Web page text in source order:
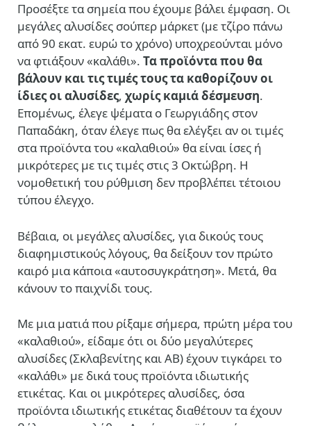
Προσέξτε τα σημεία που έχουμε βάλει έμφαση. Οι
μεγάλες αλυσίδες σούπερ μάρκετ (με τζίρο πάνω
από 90 εκατ. ευρώ το χρόνο) υποχρεούνται μόνο
να φτιάξουν «καλάθι». Τα προϊόντα που θα
βάλουν και τις τιμές τους τα καθορίζουν οι
ίδιες οι αλυσίδες, χωρίς καμιά δέσμευση.
Επομένως, έλεγε ψέματα ο Γεωργιάδης στον
Παπαδάκη, όταν έλεγε πως θα ελέγξει αν οι τιμές
στα προϊόντα του «καλαθιού» θα είναι ίσες ή
μικρότερες με τις τιμές στις 3 Οκτώβρη. Η
νομοθετική του ρύθμιση δεν προβλέπει τέτοιου
τύπου έλεγχο.
Βέβαια, οι μεγάλες αλυσίδες, για δικούς τους
διαφημιστικούς λόγους, θα δείξουν τον πρώτο
καιρό μια κάποια «αυτοσυγκράτηση». Μετά, θα
κάνουν το παιχνίδι τους.
Με μια ματιά που ρίξαμε σήμερα, πρώτη μέρα του
«καλαθιού», είδαμε ότι οι δύο μεγαλύτερες
αλυσίδες (Σκλαβενίτης και ΑΒ) έχουν τιγκάρει το
«καλάθι» με δικά τους προϊόντα ιδιωτικής
ετικέτας. Και οι μικρότερες αλυσίδες, όσα
προϊόντα ιδιωτικής ετικέτας διαθέτουν τα έχουν